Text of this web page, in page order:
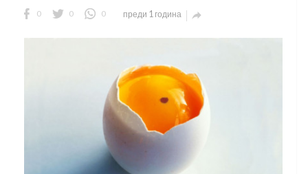
0 0 0 преди 1 година 